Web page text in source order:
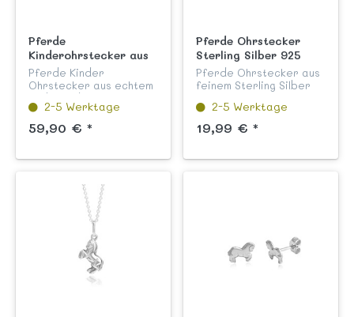
Pferde
Kinderohrstecker aus
Gold 333
Pferde Kinder
Ohrstecker aus echtem
Gelb Gold 333
hochglanzpoliert aus
unserer Kinderschmuck
Kollektion "Flora und
2-5 Werktage
59,90 € *
Pferde Ohrstecker
Sterling Silber 925
Pferde Ohrstecker aus
feinem Sterling Silber
anlaufgeschützt und
nickelkonform aus
unserer Kinderschmuck
Fauna".
2-5 Werktage
19,99 € *